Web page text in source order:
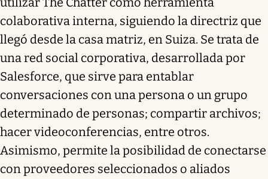
colaborativa interna, siguiendo la directriz que
llegó desde la casa matriz, en Suiza. Se trata de
una red social corporativa, desarrollada por
Salesforce, que sirve para entablar
conversaciones con una persona o un grupo
determinado de personas; compartir archivos;
hacer videoconferencias, entre otros.
Asimismo, permite la posibilidad de conectarse
con proveedores seleccionados o aliados